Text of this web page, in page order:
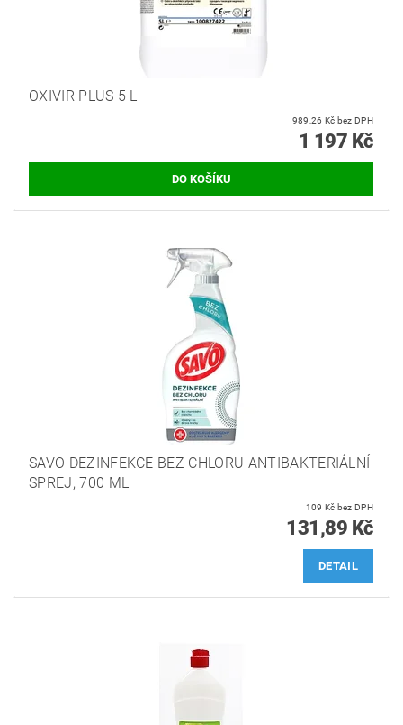
OXIVIR PLUS 5 L
989,26 Kč bez DPH
1 197 Kč
SAVO DEZINFEKCE BEZ CHLORU ANTIBAKTERIÁLNÍ
SPREJ, 700 ML
109 Kč bez DPH
131,89 Kč
DETAIL